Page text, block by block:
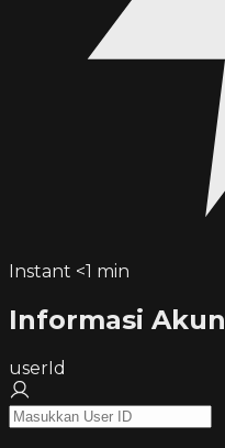
Instant <1 min
Informasi Akun
userId